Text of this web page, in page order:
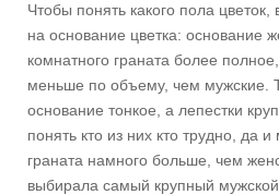
Чтобы понять какого пола
на основание цветка: основание
комнатного граната более
меньше по объему, чем мужские.
основание тонкое, а лепестки
понять кто из них кто трудно, да и
граната намного больше, чем
выбирала самый крупный